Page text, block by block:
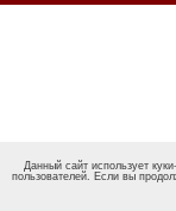
Данный сайт использует
пользователей. Если вы